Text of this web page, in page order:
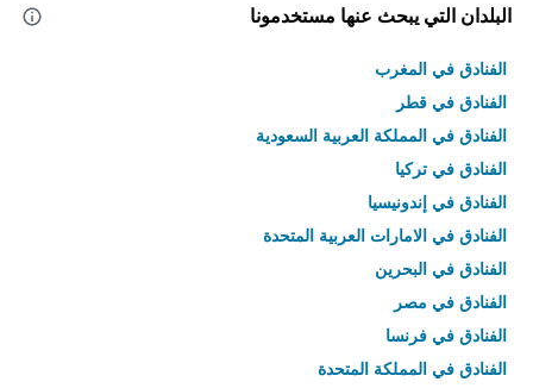
البلدان التي يبحث عنها مستخدمونا
الفنادق في المغرب
الفنادق في قطر
الفنادق في المملكة العربية السعودية
الفنادق في تركيا
الفنادق في إندونيسيا
الفنادق في الامارات العربية المتحدة
الفنادق في البحرين
الفنادق في مصر
الفنادق في فرنسا
الفنادق في المملكة المتحدة